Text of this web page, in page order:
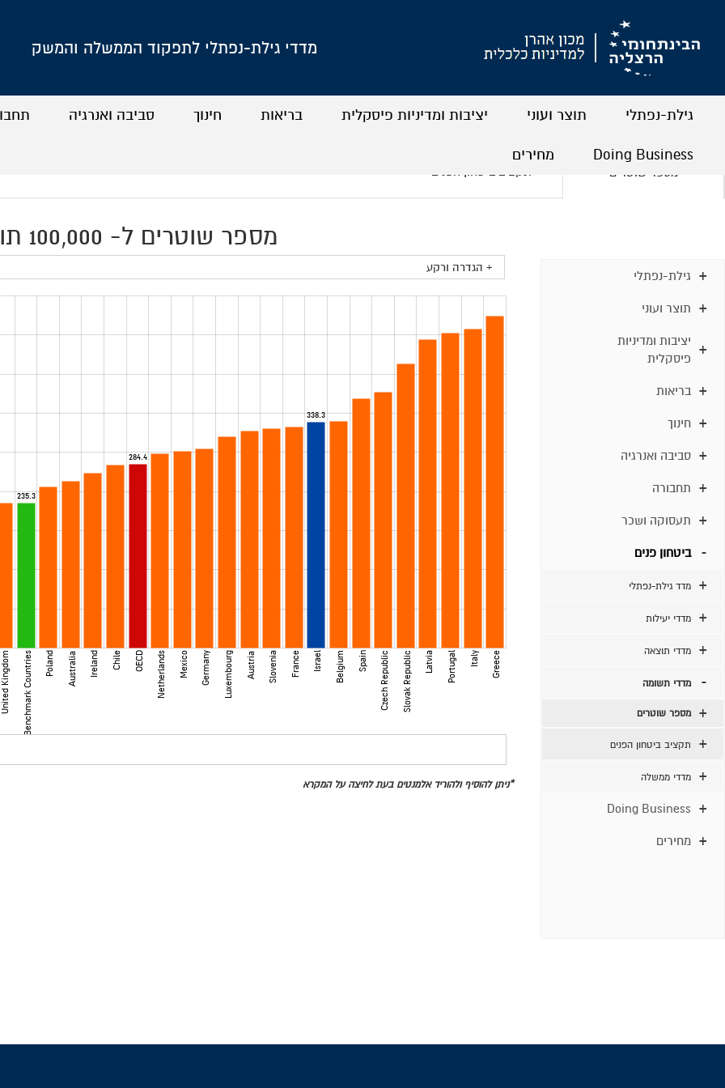
מדדי גילת-נפתלי לתפקוד הממשלה והמשק
גילת-נפתלי תוצר ועוני יציבות ומדיניות פיסקלית בריאות חינוך סביבה ואנרגיה
Doing Business מחירים
מספר שוטרים תקציב ביטחון הפנים
גילת-נפתלי
תוצר ועוני
יציבות ומדיניות
פיסקלית
בריאות
חינוך
סביבה ואנרגיה
תחבורה
תעסוקה ושכר
ביטחון פנים
מדד גילת-נפתלי
מדדי יעילות
מדדי תוצאה
מדדי תשומה
מספר שוטרים
תקציב ביטחון הפנים
מדדי ממשלה
Doing Business
מחירים
מספר שוטרים ל- 100,000 תושבים (2015)
+ הגדרה ורקע
235.3
284.4
338.3
United Kingdom Benchmark Countries Poland Australia Ireland Chile OECD Netherlands Mexico Germany Luxembourg Austria Slovenia France Israel Belgium Spain Czech Republic Slovak Republic Latvia Portugal Italy Greece
*ניתן להוסיף ולהוריד אלמנטים בעת לחיצה על המקרא